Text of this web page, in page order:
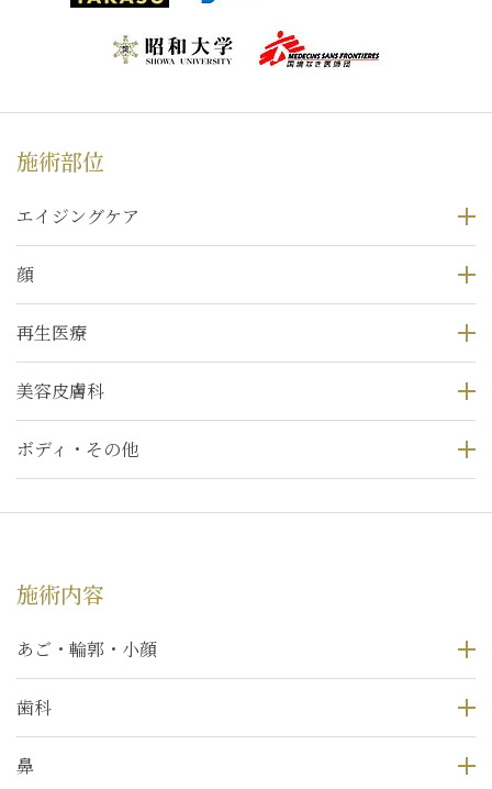
施術部位
エイジングケア
顔
再生医療
美容皮膚科
ボディ・その他
施術内容
あご・輪郭・小顔
歯科
鼻